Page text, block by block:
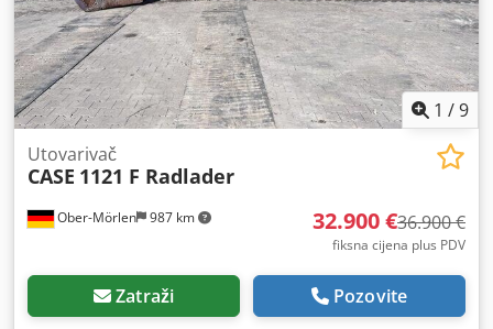
1 /9
Ober-Mörlen 987 km
Utovarivač
CASE 1121 F Radlader
32.900 €36.900 €
fiksna cijena plus PDV
Zatraži Pozovite